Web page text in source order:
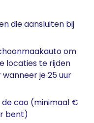
die aansluiten bij
om
locaties te rijden
je 25 uur
de cao (minimaal €
bent)